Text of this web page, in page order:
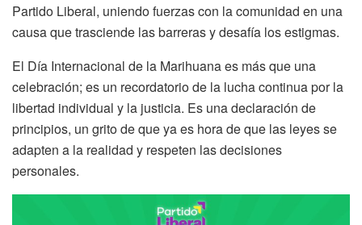
Partido Liberal, uniendo fuerzas con la comunidad en una
causa que trasciende las barreras y desafía los estigmas.
El Día Internacional de la Marihuana es más que una
celebración; es un recordatorio de la lucha continua por la
libertad individual y la justicia. Es una declaración de
principios, un grito de que ya es hora de que las leyes se
adapten a la realidad y respeten las decisiones
personales.